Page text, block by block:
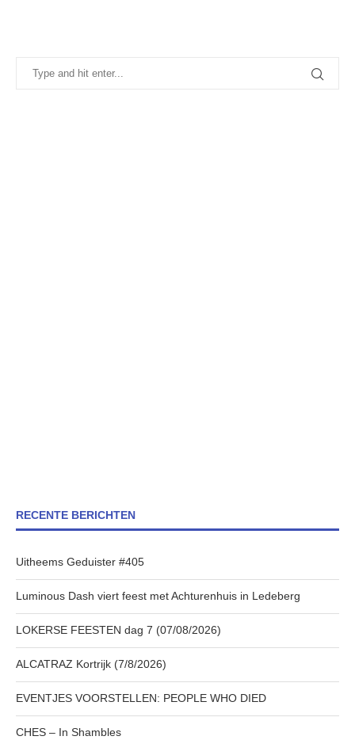
RECENTE BERICHTEN
Uitheems Geduister #405
Luminous Dash viert feest met Achturenhuis in Ledeberg
LOKERSE FEESTEN dag 7 (07/08/2026)
ALCATRAZ Kortrijk (7/8/2026)
EVENTJES VOORSTELLEN: PEOPLE WHO DIED
CHES – In Shambles